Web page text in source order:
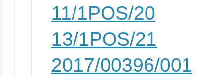
11/1POS/20
13/1POS/21
2017/00396/001